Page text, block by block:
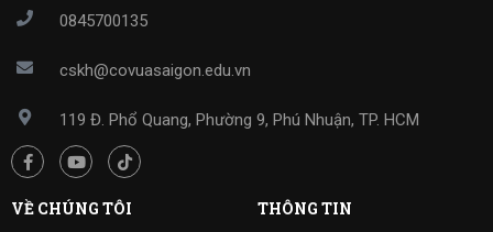
0845700135
cskh@covuasaigon.edu.vn
119 Đ. Phổ Quang, Phường 9, Phú Nhuận, TP. HCM
VỀ CHÚNG TÔI THÔNG TIN